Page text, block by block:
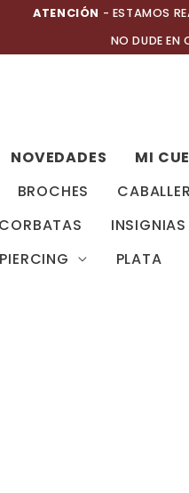
ATENCIÓN - ESTAMOS
NO DUDE EN
NOVEDADES MI
BROCHES
INSIGNIAS
PIERCING PLATA